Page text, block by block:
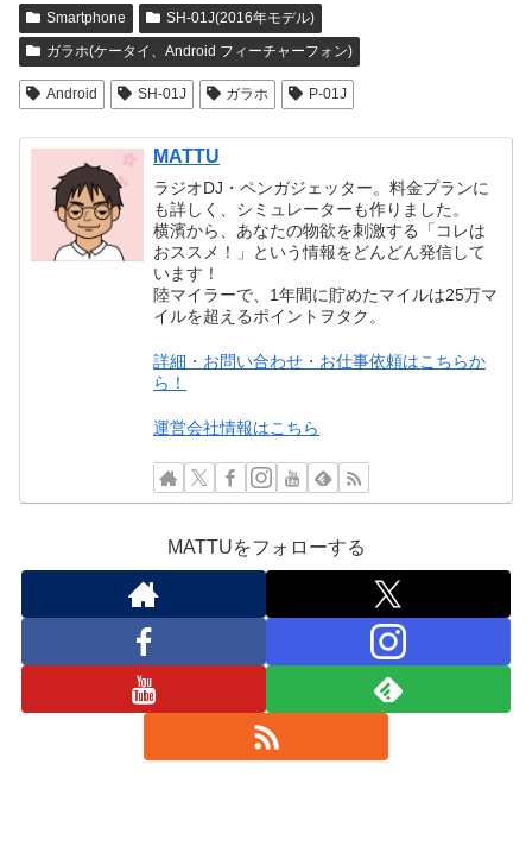
Smartphone
SH-01J(2016年モデル)
ガラホ(ケータイ、Android フィーチャーフォン)
Android SH-01J ガラホ P-01J
MATTU
ラジオDJ・ペンガジェッター。料金プランに
も詳しく、シミュレーターも作りました。
横濱から、あなたの物欲を刺激する「コレは
おススメ！」という情報をどんどん発信して
います！
陸マイラーで、1年間に貯めたマイルは25万マ
イルを超えるポイントヲタク。
詳細・お問い合わせ・お仕事依頼はこちらか
ら！
運営会社情報はこちら
MATTUをフォローする